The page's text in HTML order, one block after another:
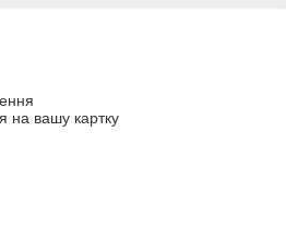
на вашу картку